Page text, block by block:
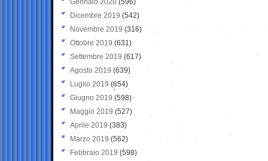
Gennaio 2020 (596)
Dicembre 2019 (542)
Novembre 2019 (316)
Ottobre 2019 (631)
Settembre 2019 (617)
Agosto 2019 (639)
Luglio 2019 (654)
Giugno 2019 (598)
Maggio 2019 (527)
Aprile 2019 (383)
Marzo 2019 (562)
Febbraio 2019 (598)